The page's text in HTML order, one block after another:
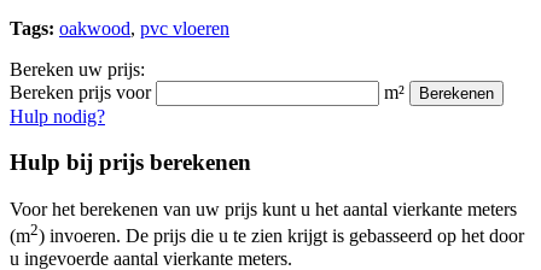
Tags: oakwood, pvc vloeren
Bereken uw prijs:
Bereken prijs voor
m² Berekenen
Hulp nodig?
Hulp bij prijs berekenen
Voor het berekenen van uw prijs kunt u het aantal vierkante meters
(m2) invoeren. De prijs die u te zien krijgt is gebasseerd op het door
u ingevoerde aantal vierkante meters.